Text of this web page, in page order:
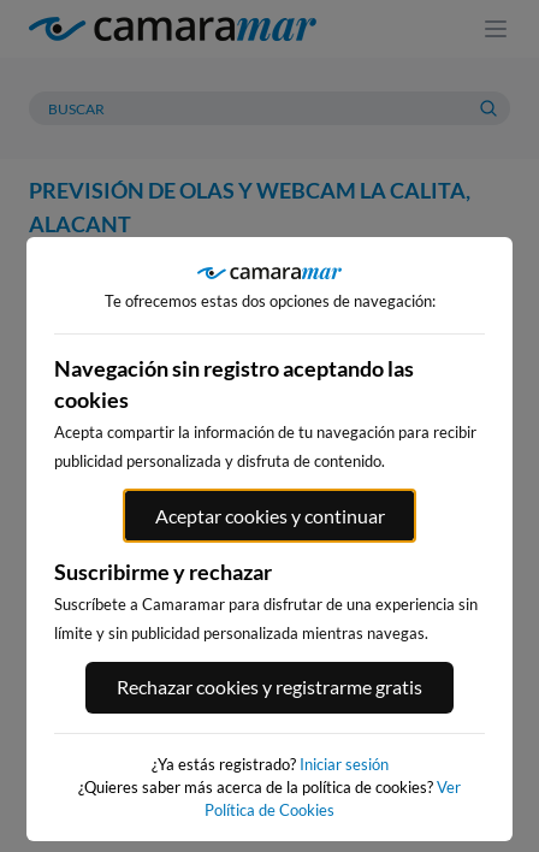
PREVISIÓN DE OLAS Y WEBCAM LA CALITA,
ALACANT
PREVISIÓN METEOROLOGÍA
WEBCAM LA CALITA, ALACANT
WEBCAMS CERCANAS
PLAYA EL CAMPELLO
8km · El Campello
PLATJA CENTRO LA VILA
JOIOSA
22km · Villajoyosa
Te ofrecemos estas dos opciones de navegación:
Navegación sin registro aceptando las
cookies
Acepta compartir la información de tu navegación para recibir
publicidad personalizada y disfruta de contenido.
Aceptar cookies y continuar
Suscribirme y rechazar
Suscríbete a Camaramar para disfrutar de una experiencia sin
límite y sin publicidad personalizada mientras navegas.
Rechazar cookies y registrarme gratis
¿Ya estás registrado? Iniciar sesión
¿Quieres saber más acerca de la política de cookies?Ver
Política de Cookies